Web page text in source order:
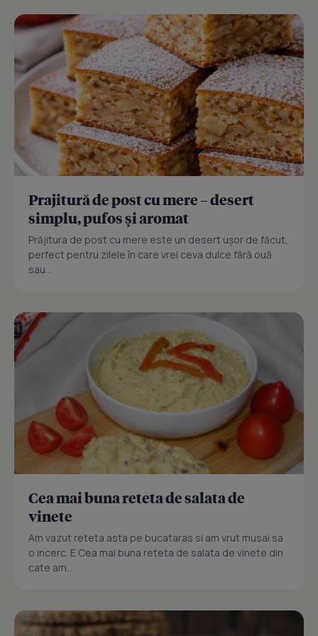
Prajitură de post cu mere – desert
simplu, pufos și aromat
Prăjitura de post cu mere este un desert ușor de făcut,
perfect pentru zilele în care vrei ceva dulce fără ouă
sau...
Cea mai buna reteta de salata de
vinete
Am vazut reteta asta pe bucataras si am vrut musai sa
o incerc. E Cea mai buna reteta de salata de vinete din
cate am...